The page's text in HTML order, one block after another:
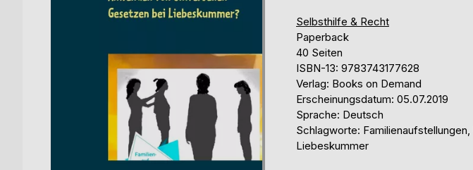
Selbsthilfe & Recht
Paperback
40 Seiten
ISBN-13: 9783743177628
Verlag: Books on Demand
Erscheinungsdatum: 05.07.2019
Sprache: Deutsch
Schlagworte:
Liebeskummer